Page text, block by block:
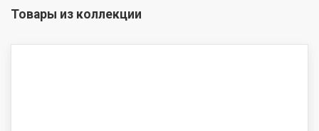
Товары из коллекции